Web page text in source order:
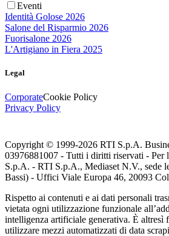
Eventi
Identità Golose 2026
Salone del Risparmio 2026
Fuorisalone 2026
L'Artigiano in Fiera 2025
Legal
CorporateCookie Policy
Privacy Policy
Copyright © 1999-2026 RTI S.p.A.
03976881007 - Tutti i diritti riservati - Per
S.p.A. - RTI S.p.A., Mediaset N.V., sede
Bassi) - Uffici Viale Europa 46, 20093
Rispetto ai contenuti e ai dati personali
vietata ogni utilizzazione funzionale
intelligenza artificiale generativa. È altresì
utilizzare mezzi automatizzati di data